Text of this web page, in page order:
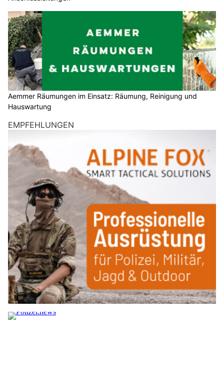
Aemmer Räumungen im Einsatz: Räumung, Reinigung und
Hauswartung
EMPFEHLUNGEN